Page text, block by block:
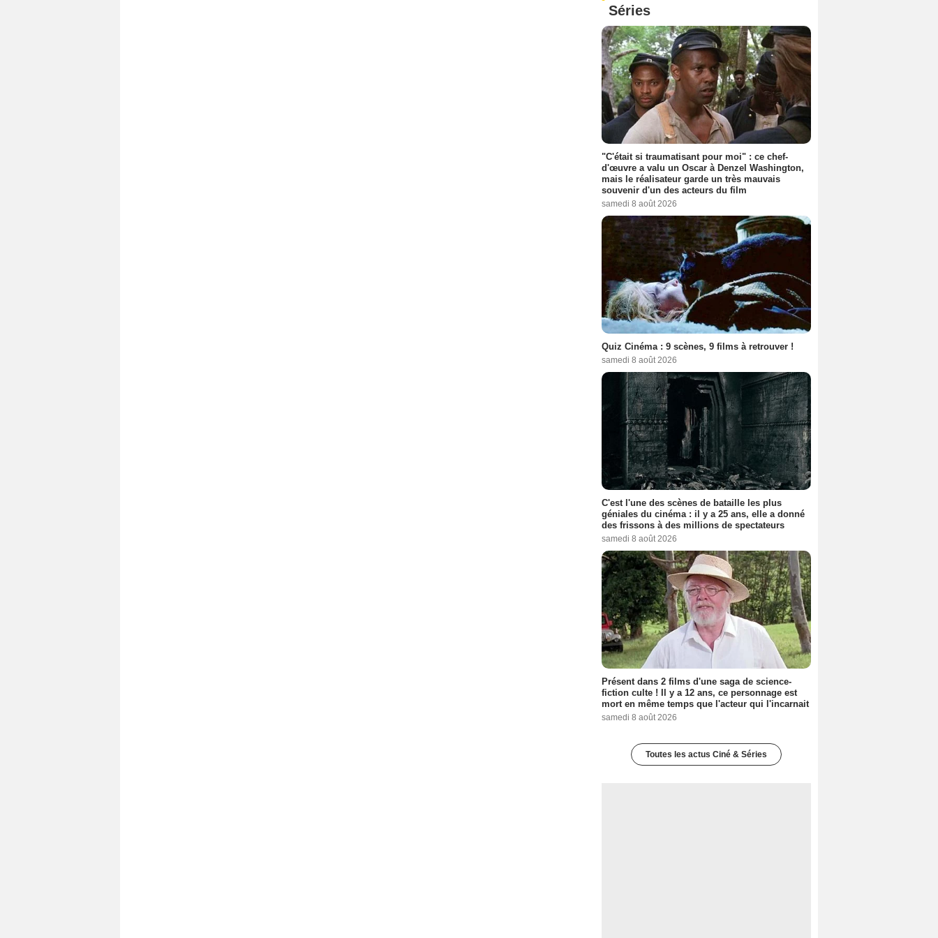
Séries
"C'était si traumatisant pour moi" : ce chef-
d'œuvre a valu un Oscar à Denzel Washington,
mais le réalisateur garde un très mauvais
souvenir d'un des acteurs du film
samedi 8 août 2026
Quiz Cinéma : 9 scènes, 9 films à retrouver !
samedi 8 août 2026
C'est l'une des scènes de bataille les plus
géniales du cinéma : il y a 25 ans, elle a donné
des frissons à des millions de spectateurs
samedi 8 août 2026
Présent dans 2 films d'une saga de science-
fiction culte ! Il y a 12 ans, ce personnage est
mort en même temps que l'acteur qui l'incarnait
samedi 8 août 2026
Toutes les actus Ciné & Séries